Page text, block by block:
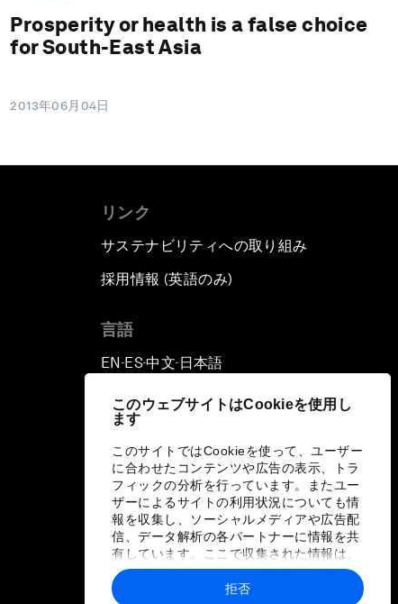
このウェブサイトはCookieを使用し
ます
このサイトではCookieを使って、ユーザー
に合わせたコンテンツや広告の表示、トラ
フィックの分析を行っています。またユー
ザーによるサイトの利用状況についても情
報を収集し、ソーシャルメディアや広告配
信、データ解析の各パートナーに情報を共
有しています。ここで収集された情報は、
ユーザーが各パートナーに提供した他の情
報や各パートナーのサービスを使用した際
拒否
Prosperity or health is a false choice
for South-East Asia
2013年06月04日
リンク
サステナビリティへの取り組み
採用情報 (英語のみ)
言語
EN ▪ ES▪中文▪ 日本語